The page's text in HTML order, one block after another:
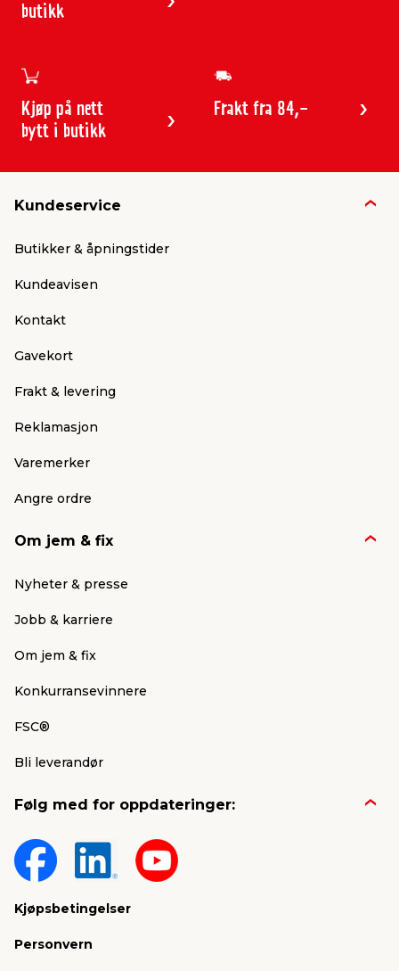
butikk
Kjøp på nett
bytt i butikk
Frakt fra 84,-
Kundeservice
Butikker & åpningstider
Kundeavisen
Kontakt
Gavekort
Frakt & levering
Reklamasjon
Varemerker
Angre ordre
Om jem & fix
Nyheter & presse
Jobb & karriere
Om jem & fix
Konkurransevinnere
FSC®
Bli leverandør
Følg med for oppdateringer:
Kjøpsbetingelser
Personvern